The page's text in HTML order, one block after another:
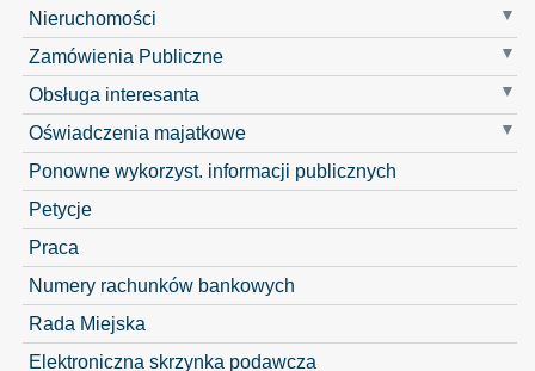
Nieruchomości
Zamówienia Publiczne
Obsługa interesanta
Oświadczenia majatkowe
Ponowne wykorzyst. informacji publicznych
Petycje
Praca
Numery rachunków bankowych
Rada Miejska
Elektroniczna skrzynka podawcza